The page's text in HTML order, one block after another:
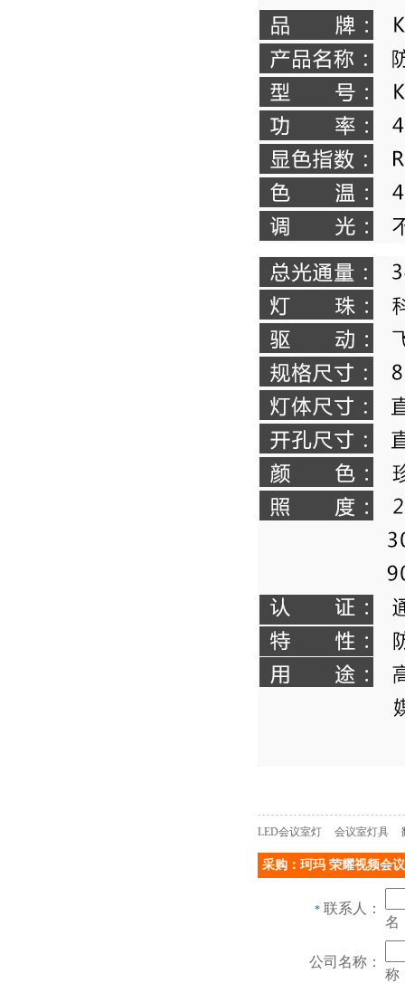
LED会议室灯 会议室灯具
采购：珂玛 荣耀视频会
* 联系人：
名
公司名称：
称